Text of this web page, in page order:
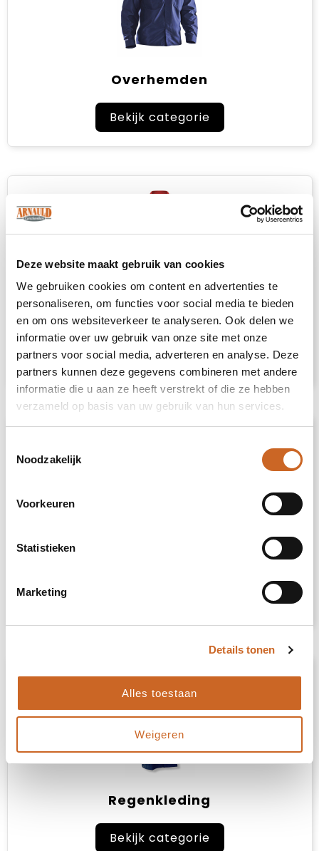
Deze website maakt gebruik van cookies
We gebruiken cookies om content en advertenties te
personaliseren, om functies voor social media te bieden
en om ons websiteverkeer te analyseren. Ook delen we
informatie over uw gebruik van onze site met onze
partners voor social media, adverteren en analyse. Deze
partners kunnen deze gegevens combineren met andere
informatie die u aan ze heeft verstrekt of die ze hebben
verzameld op basis van uw gebruik van hun services.
Noodzakelijk
Voorkeuren
Statistieken
Marketing
Details tonen
Alles toestaan
Weigeren
Overhemden
Bekijk categorie
Polo's
Bekijk categorie
Regenkleding
Bekijk categorie